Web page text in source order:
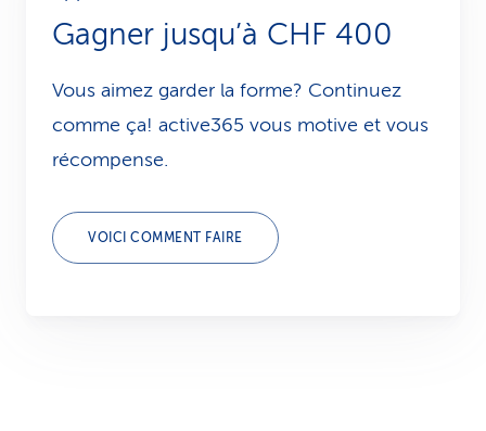
Gagner jusqu’à CHF 400
Vous aimez garder la forme? Continuez
comme ça! active365 vous motive et vous
récompense.
VOICI COMMENT FAIRE